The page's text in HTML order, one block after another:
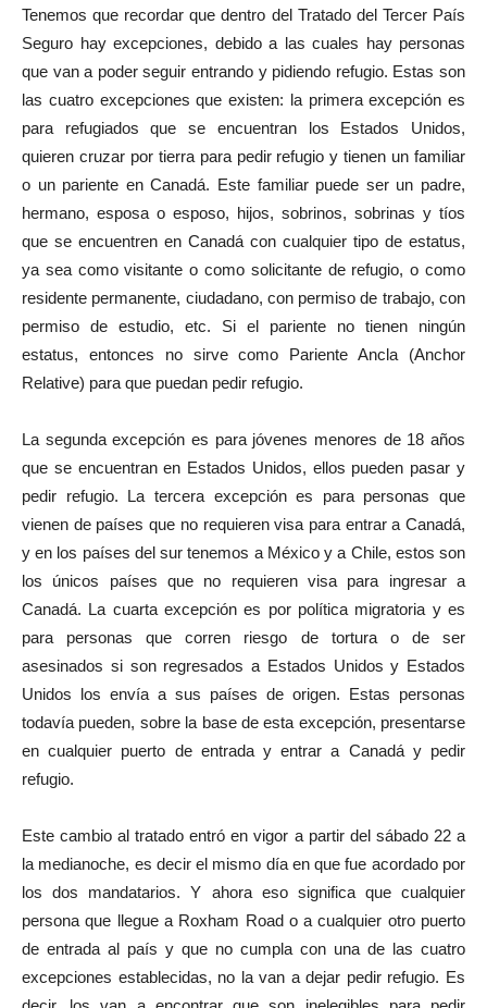
Tenemos que recordar que dentro del Tratado del Tercer País
Seguro hay excepciones, debido a las cuales hay personas
que van a poder seguir entrando y pidiendo refugio. Estas son
las cuatro excepciones que existen: la primera excepción es
para refugiados que se encuentran los Estados Unidos,
quieren cruzar por tierra para pedir refugio y tienen un familiar
o un pariente en Canadá. Este familiar puede ser un padre,
hermano, esposa o esposo, hijos, sobrinos, sobrinas y tíos
que se encuentren en Canadá con cualquier tipo de estatus,
ya sea como visitante o como solicitante de refugio, o como
residente permanente, ciudadano, con permiso de trabajo, con
permiso de estudio, etc. Si el pariente no tienen ningún
estatus, entonces no sirve como Pariente Ancla (Anchor
Relative) para que puedan pedir refugio.
La segunda excepción es para jóvenes menores de 18 años
que se encuentran en Estados Unidos, ellos pueden pasar y
pedir refugio. La tercera excepción es para personas que
vienen de países que no requieren visa para entrar a Canadá,
y en los países del sur tenemos a México y a Chile, estos son
los únicos países que no requieren visa para ingresar a
Canadá. La cuarta excepción es por política migratoria y es
para personas que corren riesgo de tortura o de ser
asesinados si son regresados a Estados Unidos y Estados
Unidos los envía a sus países de origen. Estas personas
todavía pueden, sobre la base de esta excepción, presentarse
en cualquier puerto de entrada y entrar a Canadá y pedir
refugio.
Este cambio al tratado entró en vigor a partir del sábado 22 a
la medianoche, es decir el mismo día en que fue acordado por
los dos mandatarios. Y ahora eso significa que cualquier
persona que llegue a Roxham Road o a cualquier otro puerto
de entrada al país y que no cumpla con una de las cuatro
excepciones establecidas, no la van a dejar pedir refugio. Es